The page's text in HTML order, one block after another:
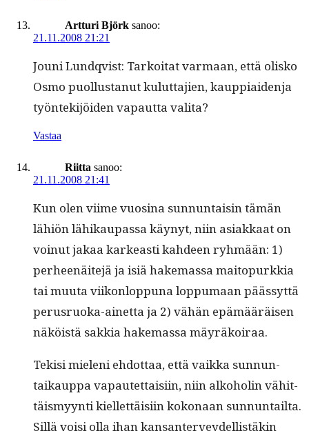
Artturi Björk sanoo:
21.11.2008 21:21
Jouni Lundqvist: Tarkoi­tat var­maan, että olisko
Osmo puol­lus­tanut kulut­ta­jien, kaup­pi­aiden­ja
työn­tek­i­jöi­den vapaut­ta valita?
Vastaa
Riitta sanoo:
21.11.2008 21:41
Kun olen viime vuosi­na sun­nun­taisin tämän
lähiön lähikau­pas­sa käynyt, niin asi­akkaat on
voin­ut jakaa karkeasti kahdeen ryh­mään: 1)
per­heenäite­jä ja isiä hake­mas­sa maitop­urkkia
tai muu­ta viikon­lop­puna lop­pumaan päässyt­tä
perus­ruo­ka-ainet­ta ja 2) vähän epämääräisen
näköistä sakkia hake­mas­sa mäyräkoiraa.
Tek­isi mie­leni ehdot­taa, että vaik­ka sun­nun­
taikaup­pa vapautet­taisi­in, niin alko­holin vähit­
täis­myyn­ti kiel­let­täisi­in kokon­aan sun­nun­tail­ta.
Sil­lä voisi olla ihan kansan­ter­vey­del­listäkin